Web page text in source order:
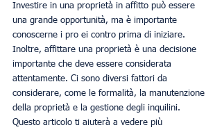
Investire in una proprietà in affitto può essere
una grande opportunità, ma è importante
conoscerne i pro ei contro prima di iniziare.
Inoltre, affittare una proprietà è una decisione
importante che deve essere considerata
attentamente. Ci sono diversi fattori da
considerare, come le formalità, la manutenzione
della proprietà e la gestione degli inquilini.
Questo articolo ti aiuterà a vedere più